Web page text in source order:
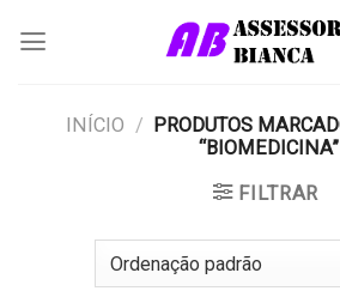
INÍCIO / PRODUTOS
“BIOMEDICINA”
FILTRAR